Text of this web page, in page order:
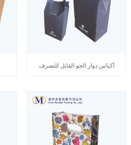
أكياس دوار الجو القابل للتصرف